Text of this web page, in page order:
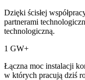
Dzięki ścisłej
partnerami
technologiczną.
1 GW+
Łączna moc instalacji
w których pracują dziś